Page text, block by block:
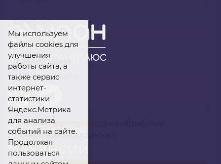
Контакты
Вакансии
Телефон*
Комментарий
Я даюсвое согласие
персональных данных
Мы используем
файлы cookies для
улучшения
работы сайта, а
также сервис
интернет-
статистики
Яндекс.Метрика
для анализа
событий на сайте.
Продолжая
пользоваться